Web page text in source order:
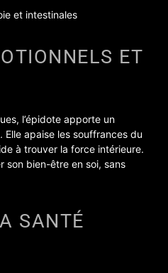
et intestinales
ET
l’épidote apporte un
apaise les souffrances du
à trouver la force intérieure.
son bien-être en soi, sans
SANTÉ